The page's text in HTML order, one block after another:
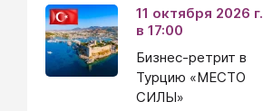
11 октября 2026 г.
в 17:00
Бизнес-ретрит в
Турцию «МЕСТО
СИЛЫ»